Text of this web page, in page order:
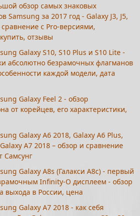
обзор самых знаковых
за 2017 год - Galaxy J3, J5,
сравнение с Pro-версиями,
отзывы
Galaxy S10, S10 Plus и S10 Lite -
абсолютно безрамочных флагманов
каждой модели, дата
Galaxy Feel 2 - обзор
от корейцев, его характеристики,
Galaxy A6 2018, Galaxy A6 Plus,
A7 2018 – обзор и сравнение
Самсунг
Galaxy A8s (Галакси А8с) - первый
Infinity-O дисплеем - обзор
выхода в России, цена
Galaxy A7 2018 - как себя